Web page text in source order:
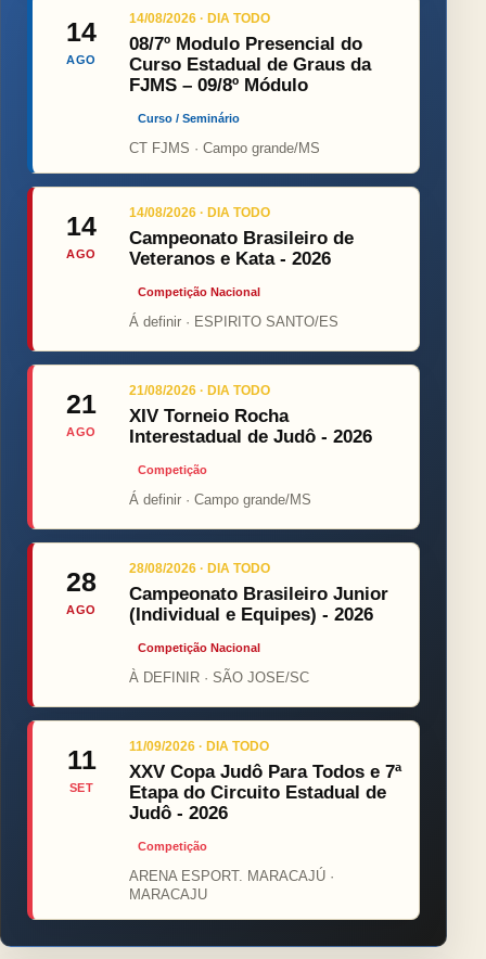
14
AGO
14/08/2026 · DIA TODO
08/7º Modulo Presencial do
Curso Estadual de Graus da
FJMS – 09/8º Módulo
Curso / Seminário
CT FJMS · Campo grande/MS
14
AGO
14/08/2026 · DIA TODO
Campeonato Brasileiro de
Veteranos e Kata - 2026
Competição Nacional
Á definir · ESPIRITO SANTO/ES
21
AGO
21/08/2026 · DIA TODO
XIV Torneio Rocha
Interestadual de Judô - 2026
Competição
Á definir · Campo grande/MS
28
AGO
28/08/2026 · DIA TODO
Campeonato Brasileiro Junior
(Individual e Equipes) - 2026
Competição Nacional
À DEFINIR · SÃO JOSE/SC
11
SET
11/09/2026 · DIA TODO
XXV Copa Judô Para Todos e 7ª
Etapa do Circuito Estadual de
Judô - 2026
Competição
ARENA ESPORT. MARACAJÚ ·
MARACAJU